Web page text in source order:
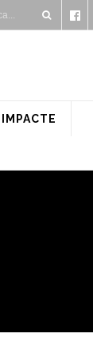
IMPACTE